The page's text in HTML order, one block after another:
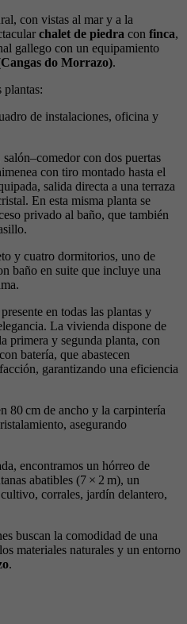
con vistas al mar y a la
chalet de piedra con finca,
gallego con un equipamiento
do Morrazo).
plantas:
de instalaciones, oficina y
con dos puertas
con tiro montado hasta el
salida directa a una terraza
En esta misma planta se
privado al baño, que también
y cuatro dormitorios, uno de
baño en suite que incluye una
en todas las plantas y
La vivienda dispone de
primera y segunda planta, con
batería, que abastecen
garantizando una eficiencia
80 cm de ancho y la carpintería
asegurando
encontramos un hórreo de
abatibles (7 × 2 m), un
corrales, jardín delantero,
buscan la comodidad de una
materiales naturales y un entorno
.